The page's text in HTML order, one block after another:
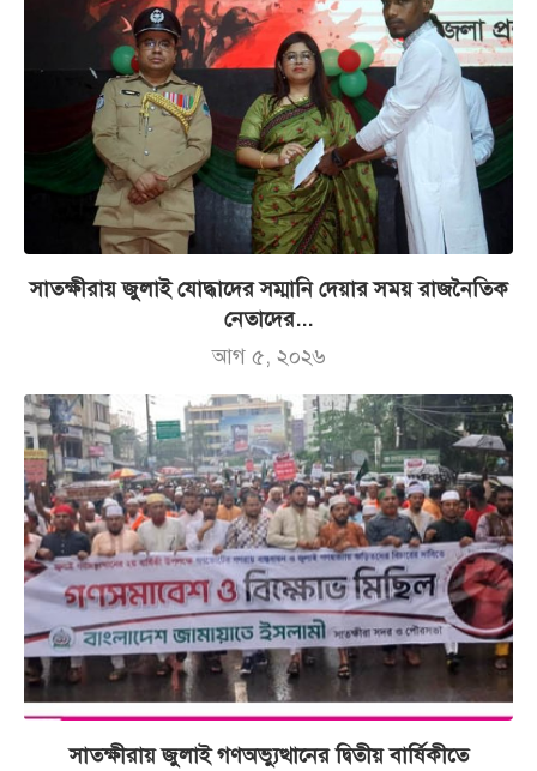
সাতক্ষীরায় জুলাই যোদ্ধাদের সম্মানি দেয়ার সময় রাজনৈতিক
নেতাদের...
আগ ৫, ২০২৬
সাতক্ষীরায় জুলাই গণঅভ্যুত্থানের দ্বিতীয় বার্ষিকীতে